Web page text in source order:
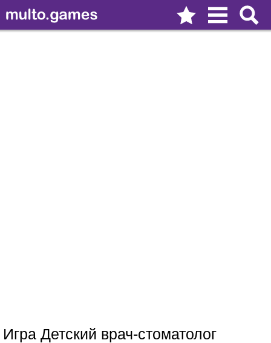
Игра Детский врач-стоматолог